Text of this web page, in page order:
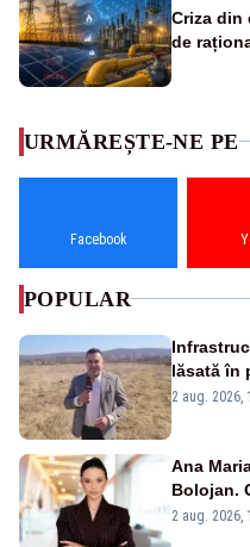
Criza din
de
URMĂREȘTE-NE PE
Facebook
POPULAR
lăsată în
2 aug. 2026,
Ana
Bolojan.
emisiunii
2 aug. 2026,